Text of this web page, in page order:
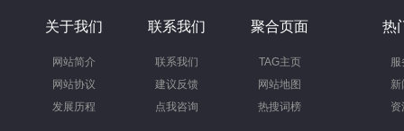
关于我们
网站简介
网站协议
发展历程
联系我们
联系我们
建议反馈
点我咨询
聚合页面
TAG主页
网站地图
热搜词榜
热
服
新
资